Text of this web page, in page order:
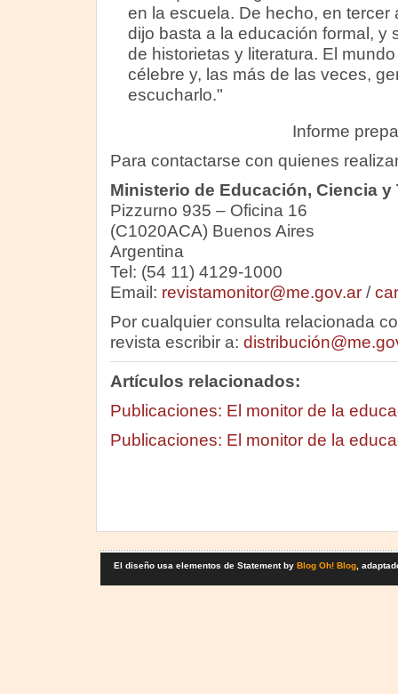
en la escuela. De hecho, en tercer
dijo basta a la educación formal, y
de historietas y literatura. El
célebre y, las más de las veces,
escucharlo."
Informe
Para contactarse con quienes
Ministerio de Educación, Ciencia
Pizzurno 935 – Oficina 16
(C1020ACA) Buenos Aires
Argentina
Tel: (54 11) 4129-1000
Email: revistamonitor@me.gov.ar/
Por cualquier consulta relacionada
revista escribir a:
Artículos relacionados:
Publicaciones: El monitor de la
Publicaciones: El monitor de la
El diseño usa elementos de Statement by Blog Oh! Blog,